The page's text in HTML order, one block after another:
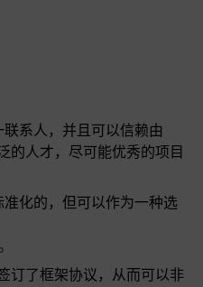
系人，并且可以信赖由
的人才，尽可能优秀的项目
化的，但可以作为一种选
订了框架协议，从而可以非